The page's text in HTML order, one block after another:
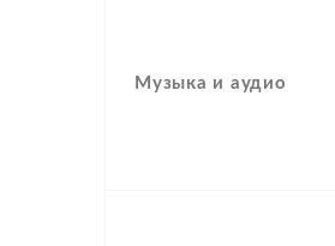
Музыка и аудио